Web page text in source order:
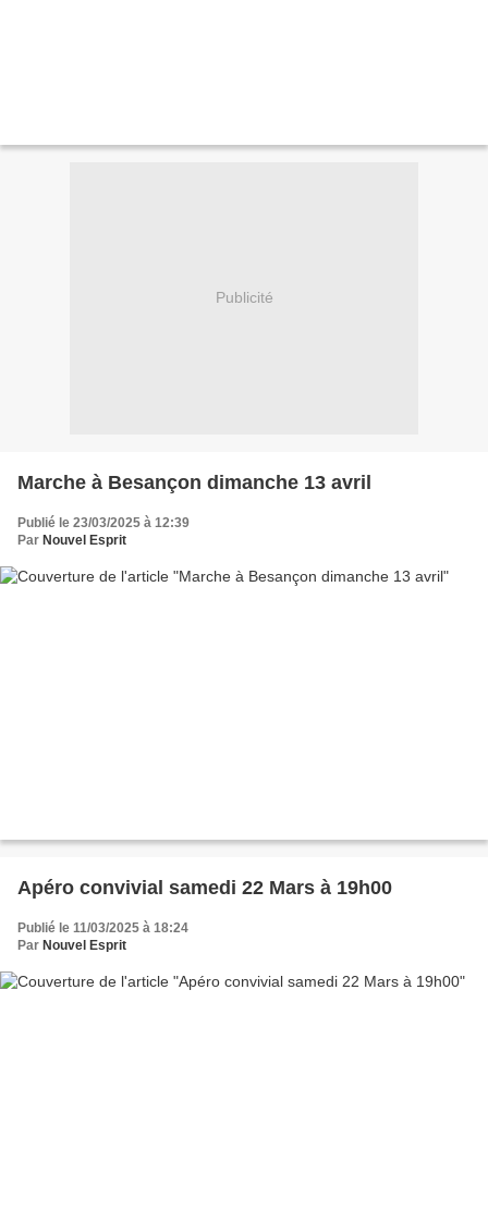
Publicité
Marche à Besançon dimanche 13 avril
Publié le 23/03/2025 à 12:39
Par Nouvel Esprit
Apéro convivial samedi 22 Mars à 19h00
Publié le 11/03/2025 à 18:24
Par Nouvel Esprit